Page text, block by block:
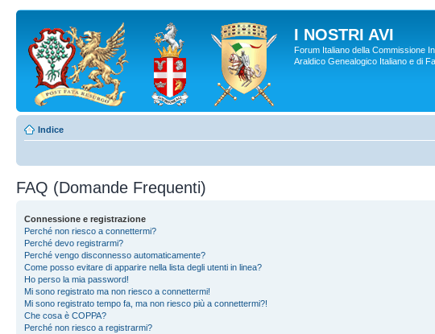
I NOSTRI AVI
Forum Italiano della Commissione
Araldico Genealogico Italiano e di
Indice
FAQ (Domande Frequenti)
Connessione e registrazione
Perché non riesco a connettermi?
Perché devo registrarmi?
Perché vengo disconnesso automaticamente?
Come posso evitare di apparire nella lista degli utenti in linea?
Ho perso la mia password!
Mi sono registrato ma non riesco a connettermi!
Mi sono registrato tempo fa, ma non riesco più a connettermi?!
Che cosa è COPPA?
Perché non riesco a registrarmi?